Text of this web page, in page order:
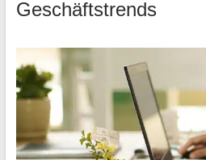
Geschäftstrends